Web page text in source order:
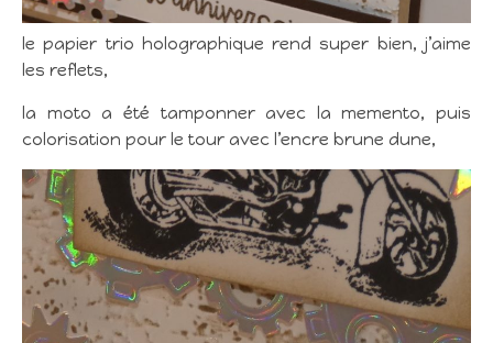
le papier trio holographique rend super bien, j’aime
les reflets,
la moto a été tamponner avec la memento, puis
colorisation pour le tour avec l’encre brune dune,